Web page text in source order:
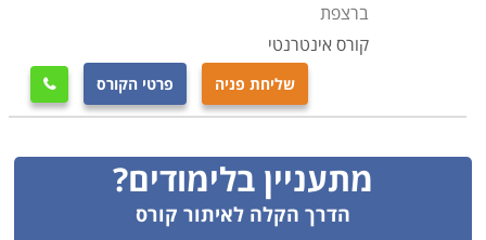
ברצפת
קורס אינטרנטי
שליחת פניה פרטי הקורס 
מתעניין בלימודים?
הדרך הקלה לאיתור קורס